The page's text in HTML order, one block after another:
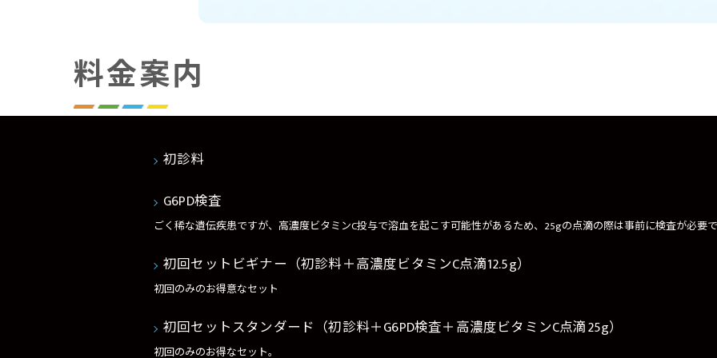
料金案内
初診料
G6PD検査
ごく稀な遺伝疾患ですが、高濃度ビタミンC投与で溶血を起こす可能性があるため、25gの点滴の際は事前に検査が必要
初回セットビギナー（初診料＋高濃度ビタミンC点滴12.5g）
初回のみのお得意なセット
初回セットスタンダード（初診料＋G6PD検査＋高濃度ビタミンC点滴25g）
初回のみのお得なセット。